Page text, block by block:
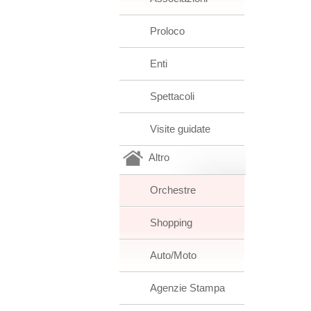
Proloco
Enti
Spettacoli
Visite guidate
Altro
Orchestre
Shopping
Auto/Moto
Agenzie Stampa